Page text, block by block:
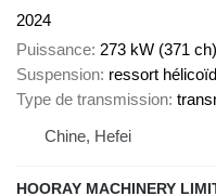
2024
Puissance 273 kW (371 ch)
Suspension ressort
Type de transmission
Chine, Hefei
HOORAY MACHINERY